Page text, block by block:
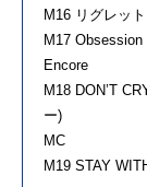
M16 リグレッ
M17 Obsession
Encore
M18 DON’T
ー)
MC
M19 STAY